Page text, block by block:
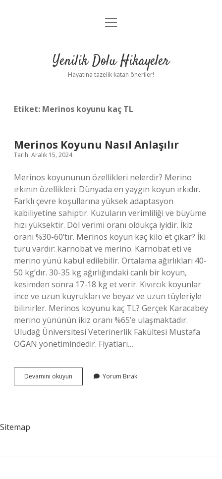
Anasayfa
Yasal Uyarı
menüyü
Yenilik Dolu Hikayeler
Hayatına tazelik katan öneriler!
Etiket: Merinos koyunu kaç TL
Merinos Koyunu Nasıl Anlaşılır
Tarih: Aralık 15, 2024
Merinos koyununun özellikleri nelerdir? Merino
ırkının özellikleri: Dünyada en yaygın koyun ırkıdır.
Farklı çevre koşullarına yüksek adaptasyon
kabiliyetine sahiptir. Kuzuların verimliliği ve büyüme
hızı yüksektir. Döl verimi oranı oldukça iyidir. İkiz
oranı %30-60’tır. Merinos koyun kaç kilo et çıkar? İki
türü vardır: karnobat ve merino. Karnobat eti ve
merino yünü kabul edilebilir. Ortalama ağırlıkları 40-
50 kg’dır. 30-35 kg ağırlığındaki canlı bir koyun,
kesimden sonra 17-18 kg et verir. Kıvırcık koyunlar
ince ve uzun kuyrukları ve beyaz ve uzun tüyleriyle
bilinirler. Merinos koyunu kaç TL? Gerçek Karacabey
merino yününün ikiz oranı %65’e ulaşmaktadır.
Uludağ Üniversitesi Veterinerlik Fakültesi Mustafa
OĞAN yönetimindedir. Fiyatları…
Devamını okuyun Merinos
Koyunu
Yorum Bırak
Sitemap